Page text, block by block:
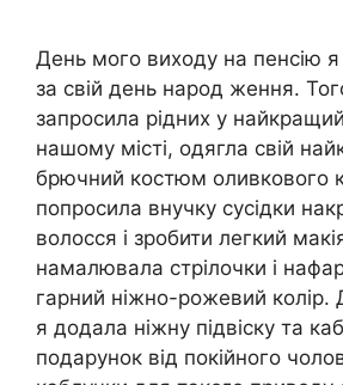
День мого виходу на пенсію
за свій день народ ження.
запросила рідних у
нашому місті, одягла свій
брючний костюм оливкового
попросила внучку сусідки
волосся і зробити легкий
намалювала стрілочки і
гарний ніжно-рожевий колір.
я додала ніжну підвіску та
подарунок від покійного